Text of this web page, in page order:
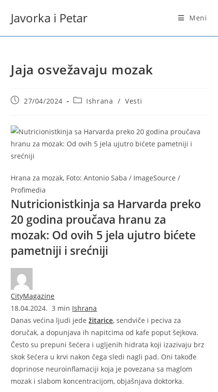
Javorka i Petar Meni
Jaja osvežavaju mozak
Post27/04/2024
PostIshrana / Vesti
Hrana za mozak, Foto: Antonio Saba / ImageSource /
Profimedia
Nutricionistkinja sa Harvarda preko
20 godina proučava hranu za
mozak: Od ovih 5 jela ujutro bićete
pametniji i srećniji
CityMagazine
18.04.2024. 3 min Ishrana
Danas većina ljudi jedežitarice, sendviče i peciva za
doručak, a dopunjava ih napitcima od kafe poput šejkova.
Često su prepuni šećera i ugljenih hidrata koji izazivaju brz
skok šećera u krvi nakon čega sledi nagli pad. Oni takođe
doprinose neuroinflamaciji koja je povezana sa maglom
mozak i slabom koncentracijom, objašnjava doktorka.